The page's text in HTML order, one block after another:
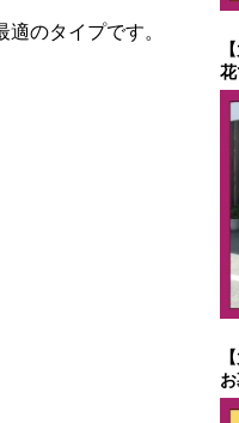
のタイプです。